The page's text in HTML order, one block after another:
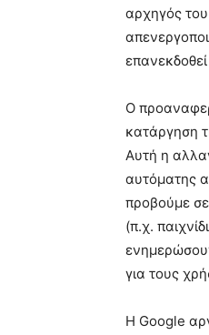
αρχηγός
Ο
κατάργηση
Αυτή η
αυτόματης
προβούμε
(π.χ.
για τους
Η Google